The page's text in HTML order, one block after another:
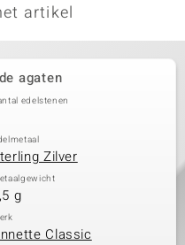
artikel
agaten
edelstenen
Zilver
g
Classic